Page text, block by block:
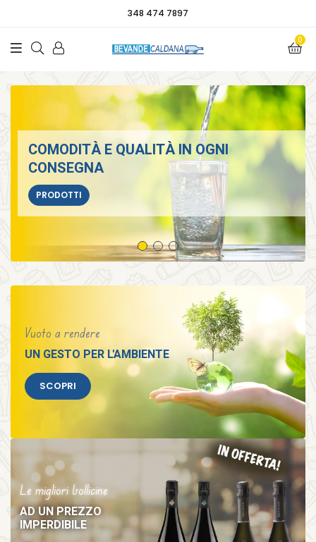
348 474 7897
0
COMODITÀ E QUALITÀ IN OGNI
CONSEGNA
PRODOTTI
DISTRIBUZIONE DI BEVANDE DA 40 ANNI
CHI SIAMO
APPROFITTA SUBITO DELLE OFFERTE!
OFFERTE
Vuoto a rendere
UN GESTO PER L'AMBIENTE
SCOPRI
Le migliori bollicine
AD UN PREZZO
IMPERDIBILE